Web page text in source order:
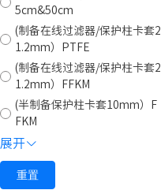
5cm&50cm
(制备在线过滤器/保护柱卡套2
1.2mm）PTFE
(制备在线过滤器/保护柱卡套2
1.2mm）FFKM
(半制备保护柱卡套10mm）F
FKM
展开
重置